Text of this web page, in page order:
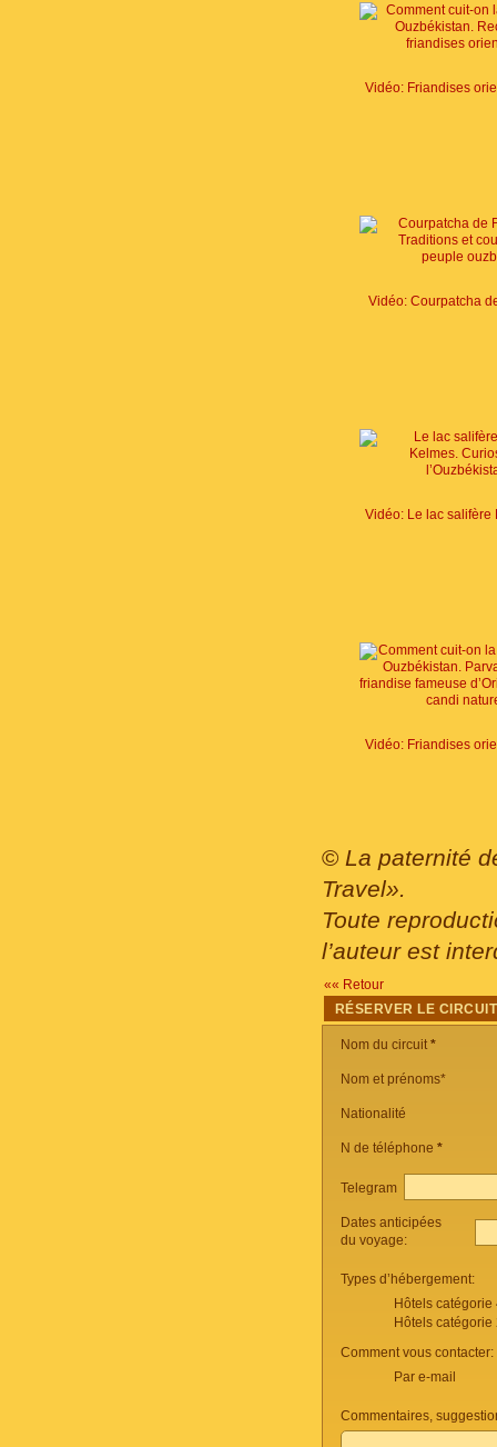
Vidéo: Courpatcha
© La paternité
Travel».
Toute
l’auteur est
«« Retour
RÉSERVER LE CIRCUIT
Nom du circuit*
Nom et prénoms*
Nationalité
N de téléphone *
Telegram
Dates anticipées
du voyage:
Types d’hébergement:
Hôtels
Hôtels
Comment vous contacter:
Par e-mail
Commentaires,